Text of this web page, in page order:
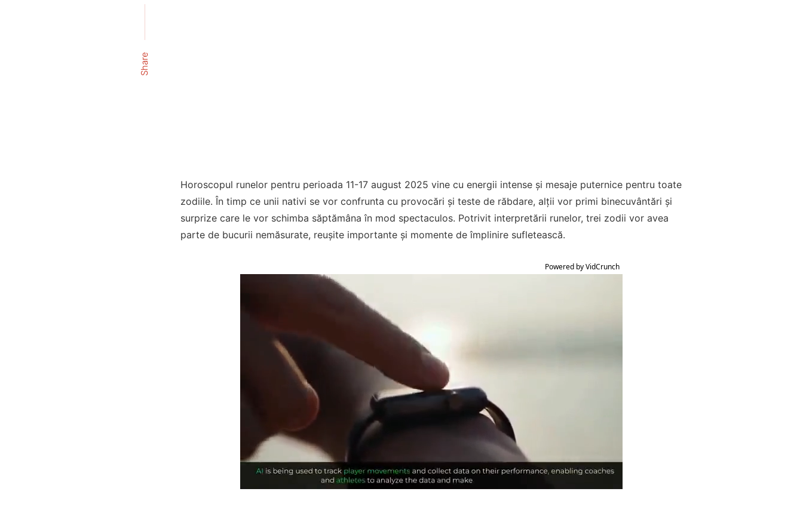
Share
Horoscopul runelor pentru perioada 11-17 august 2025 vine cu energii intense și mesaje puternice pentru toate
zodiile. În timp ce unii nativi se vor confrunta cu provocări și teste de răbdare, alții vor primi binecuvântări și
surprize care le vor schimba săptămâna în mod spectaculos. Potrivit interpretării runelor, trei zodii vor avea
parte de bucurii nemăsurate, reușite importante și momente de împlinire sufletească.
Powered by VidCrunch